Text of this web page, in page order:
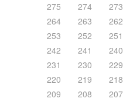
275
274 273
264
263 262
253
252 251
242
241 240
231
230 229
220
219 218
209
208 207